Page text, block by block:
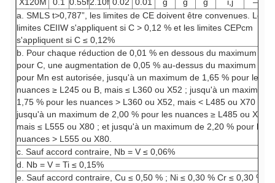
a. SMLS t>0,787”, les limites de CE doivent être convenues. Les
limites CEIIW s'appliquent si C > 0,12 % et les limites CEPcm
s'appliquent si C ≤ 0,12%
b. Pour chaque réduction de 0,01 % en dessous du maximum
pour C, une augmentation de 0,05 % au-dessus du maximum
pour Mn est autorisée, jusqu'à un maximum de 1,65 % pour les
nuances ≥ L245 ou B, mais ≤ L360 ou X52 ; jusqu'à un maximum
1,75 % pour les nuances > L360 ou X52, mais < L485 ou X70 ;
jusqu'à un maximum de 2,00 % pour les nuances ≥ L485 ou X70,
mais ≤ L555 ou X80 ; et jusqu'à un maximum de 2,20 % pour les
nuances > L555 ou X80.
c. Sauf accord contraire, Nb = V ≤ 0,06%
d. Nb = V = Ti ≤ 0,15%
e. Sauf accord contraire, Cu ≤ 0,50 % ; Ni ≤ 0,30 % Cr ≤ 0,30 %